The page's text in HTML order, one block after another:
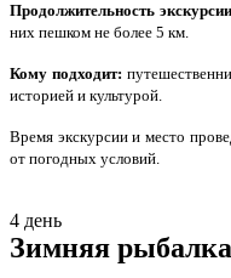
Продолжительность
них пешком не более 5 км.
Кому подходит:
историей и культурой.
Время экскурсии и место
от погодных условий.
4 день
Зимняя